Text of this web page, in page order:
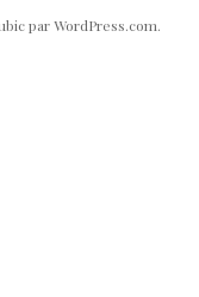
parWordPress.com.